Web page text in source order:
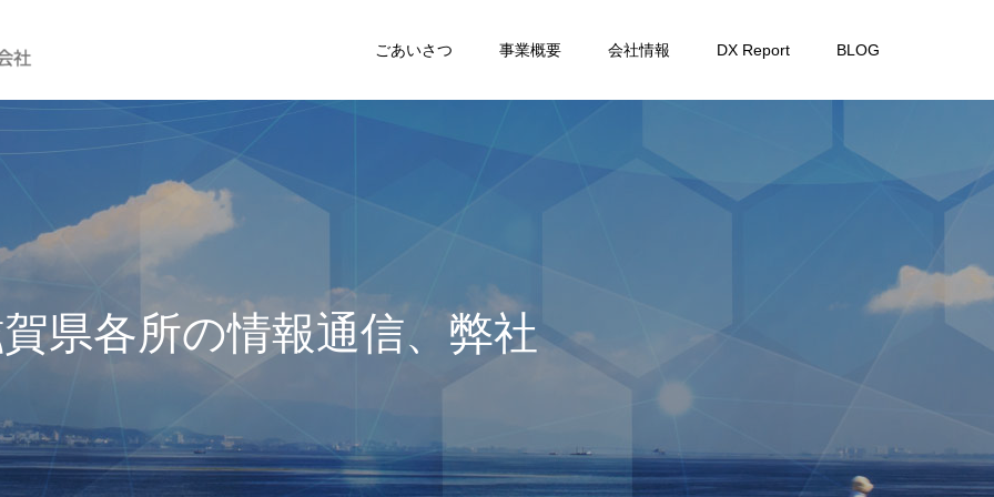
ごあいさつ 事業概要 会社情報 DX Report BLOG
各所の情報通信、弊社の取り組